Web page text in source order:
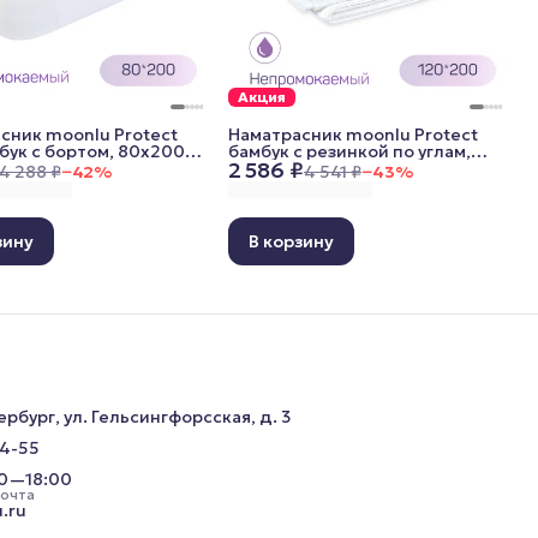
4 288 ₽−42%
moonlu Protect
c бортом, 80x200
Акция
2 586 ₽4 541 ₽−43%
Наматрасник moonlu Protect
бамбук c резинкой по углам,
120x200 cм
В корзину
ул. Гельсингфорсская, д. 3
55